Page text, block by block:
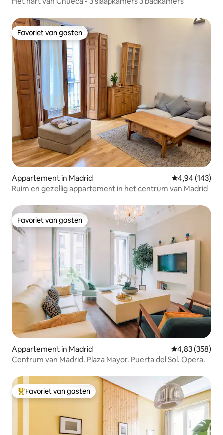
Favoriet van gasten
Favoriet van gasten
Appartement in Madrid Gemiddelde
4,94 (143)
Ruim en gezellig appartement in het centrum van Madrid
Favoriet van gasten
Favoriet van gasten
Appartement in Madrid Gemiddelde
4,83 (358)
Centrum van Madrid. Plaza Mayor. Puerta del Sol. Opera.
Topfavoriet van gasten
Favoriet van gasten